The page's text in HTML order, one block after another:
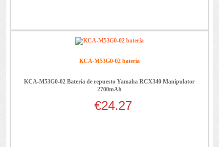
KCA-M53G0-02 batería
KCA-M53G0-02 Batería de repuesto Yamaha RCX340 Manipulator
2700mAh
€24.27